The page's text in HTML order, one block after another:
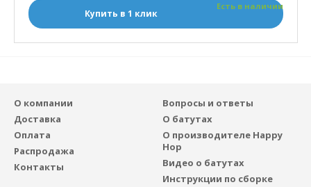
Есть в наличии
Купить в 1 клик
О компании
Доставка
Оплата
Распродажа
Контакты
Вопросы и ответы
О батутах
О производителе Happy
Hop
Видео о батутах
Инструкции по сборке